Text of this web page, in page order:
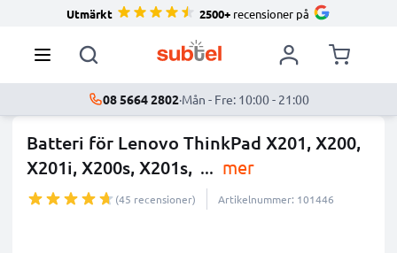
Utmärkt 2500+ recensioner på
08 5664 2802·Mån - Fre: 10:00 - 21:00
Batteri för Lenovo ThinkPad X201, X200,
X201i, X200s, X201s, ... mer
(45 recensioner) Artikelnummer: 101446